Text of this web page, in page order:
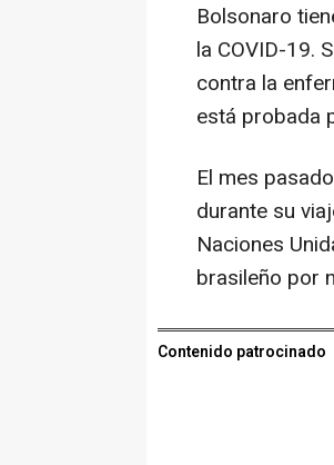
Bolsonaro
la COVID-19.
contra la
está probada
El mes
durante su
Naciones
brasileño por
Contenido patrocinado